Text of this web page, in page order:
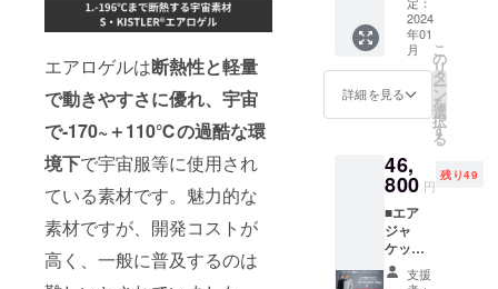
エアロゲルは断熱性と軽量
で動きやすさに優れ、宇宙
で-170~＋110℃の過酷な環
境下で宇宙服等に使用され
ている素材です。魅力的な
素材ですが、開発コストが
高く、一般に普及するのは
申し上
げま
す。
です。
支援購
入の性
質上、
以上の
予め御
理解ご
了承を
いただ
いた
上、応
援くだ
定価格
54,800
円(税込)
の35%
オ
フ！］
※カラー
黒、青
の３色
になり
ます。
※価格は
消費税
込みで
2024
年01
月
詳細を見る
こ
の
リ
タ
ー
ン
を
選
択
す
る
46,
800 円
残り49
■エア
ジャ
ケット
(ヒー
ター機
支援